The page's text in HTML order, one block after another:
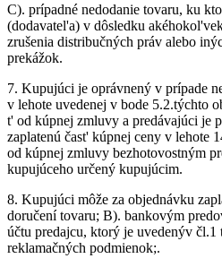
C). prípadné nedodanie tovaru, ku
(dodavatel'a) v dôsledku
zrušenia distribučných práv alebo
prekážok.
7. Kupujúci je oprávnený v prípade
v lehote uvedenej v bode 5.2.týchto
t' od kúpnej zmluvy a predávajúci je
zaplatenú čast' kúpnej ceny v lehote
od kúpnej zmluvy bezhotovostným
kupujúceho určený kupujúcim.
8. Kupujúci môže za objednávku
doručení tovaru; B). bankovým
účtu predajcu, ktorý je uvedenýv čl.1
reklamačných podmienok;.